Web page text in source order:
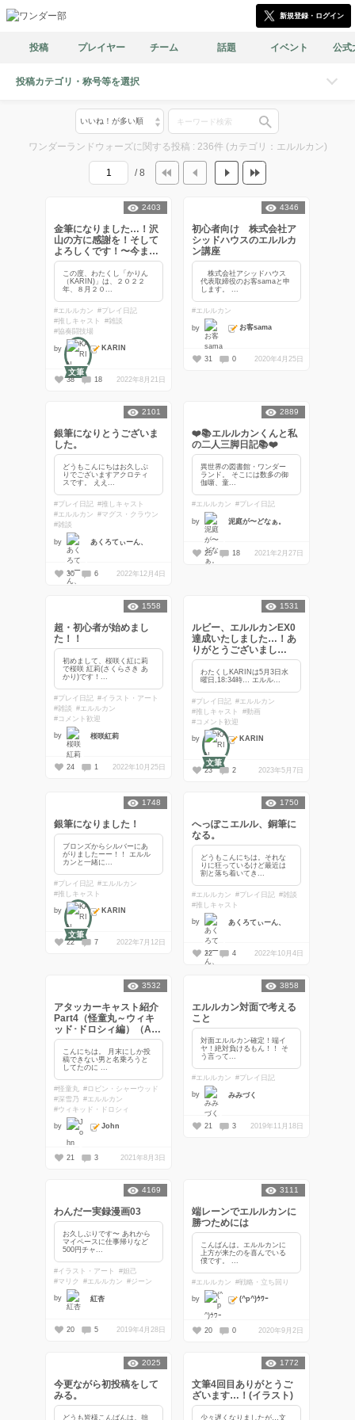
新規登録・ログイン
投稿 プレイヤー チーム 話題 イベント 公式
投稿カテゴリ・称号等を選択
ワンダーランドウォーズに関する投稿 : 236件 (カテゴリ：エルルカン)
/ 8
金筆になりました…！沢
山の方に感謝を！そして
よろしくです！〜今まで
の旅路〜
この度、わたくし「かりん
（KARIN)」は、２０２２
年、８月２０...
#エルルカン #プレイ日記
#推しキャスト
#雑談
#協奏闘技場
by
文筆
KARIN
2403
38 18 2022年8月21日
初心者向け 株式会社ア
シッドハウスのエルルカ
ン講座
株式会社アシッドハウス
代表取締役のお客samaと申
します。 ...
#エルルカン
by お客sama
4346
31 0 2020年4月25日
銀筆になりとうございま
した。
どうもこんにちはお久しぶ
りでございますアクロティ
スです。 ええ...
#プレイ日記 #推しキャスト
#エルルカン #マグス・クラウン
#雑談
by あくろてぃーん、
2101
30 6 2022年12月4日
❤️📚エルルカンくんと私
の二人三脚日記📚❤️
異世界の図書館・ワンダー
ランド。 そこには数多の御
伽噺、童...
#エルルカン #プレイ日記
by 泥庭が〜どなぁ。
2889
25 18 2021年2月27日
超・初心者が始めまし
た！！
初めまして、桜咲く紅に莉
で桜咲 紅莉(さくらさき あ
かり)です！...
#プレイ日記 #イラスト・アート
#雑談
#エルルカン
#コメント歓迎
by 桜咲紅莉
1558
24 1 2022年10月25日
ルビー、エルルカンEX0
達成いたしました…！あ
りがとうございまし
た…！
わたくしKARINは5月3日水
曜日,18:34時… エルル...
#プレイ日記 #エルルカン
#推しキャスト
#動画
#コメント歓迎
by
文筆
KARIN
1531
23 2 2023年5月7日
銀筆になりました！
ブロンズからシルバーにあ
がりましたーー！！ エルル
カンと一緒に...
#プレイ日記 #エルルカン
#推しキャスト
by
文筆
KARIN
1748
22 7 2022年7月12日
へっぽこエルル、銅筆に
なる。
どうもこんにちは。それな
りに狂っているけど最近は
割と落ち着いてき...
#エルルカン #プレイ日記 #雑談
#推しキャスト
by あくろてぃーん、
1750
22 4 2022年10月4日
アタッカーキャスト紹介
Part4（怪童丸～ウィキ
ッド･ドロシィ編）（A初
心者向け）
こんにちは。 月末にしか投
稿できない男と名乗ろうと
してたのに ...
#怪童丸
#ロビン・シャーウッド
#深雪乃 #エルルカン
#ウィキッド・ドロシィ
by John
3532
21 3 2021年8月3日
エルルカン対面で考える
こと
対面エルルカン確定！端イ
ヤ！絶対負けるもん！！ そ
う言って...
#エルルカン #プレイ日記
by みみづく
3858
21 3 2019年11月18日
わんだー実録漫画03
お久しぶりです〜 あれから
マイペースに仕事帰りなど
500円チャ...
#イラスト・アート
#妲己
#マリク
#エルルカン #ジーン
by 紅杏
4169
20 5 2019年4月28日
端レーンでエルルカンに
勝つためには
こんばんは。エルルカンに
上方が来たのを喜んでいる
#エルルカン #戦略・立ち回り
by (^p^)ｳﾜｰ
3111
20 0 2020年9月2日
今更ながら初投稿をして
みる。
どうも皆様こんばんは。拙
2025
文筆4回目ありがとうご
ざいます…！(イラスト)
少々遅くなりましたが…文
1772